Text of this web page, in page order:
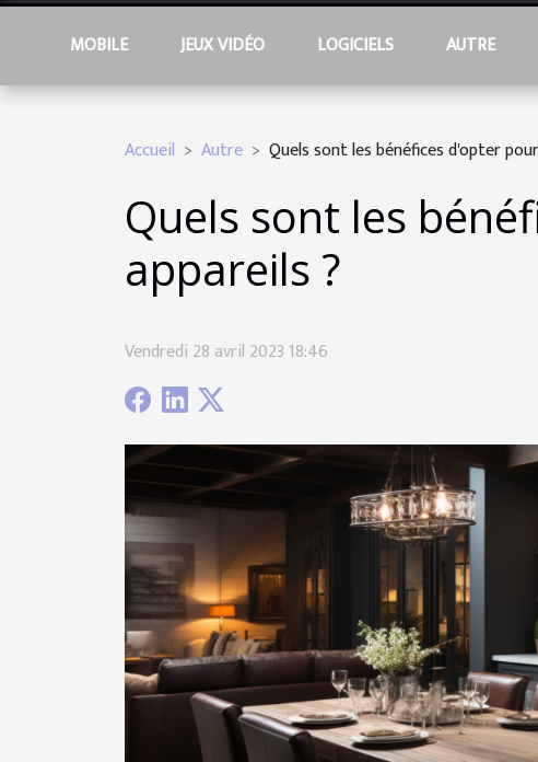
MOBILE JEUX VIDÉO LOGICIELS AUTRE
Accueil Autre Quels sont les bénéfices d'opter
Quels sont les
appareils ?
Vendredi 28 avril 2023 18:46